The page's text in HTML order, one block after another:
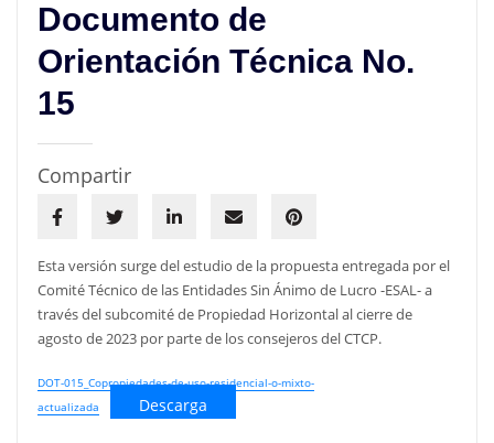
Documento de
Orientación Técnica No.
15
Compartir
Esta versión surge del estudio de la propuesta entregada por el
Comité Técnico de las Entidades Sin Ánimo de Lucro -ESAL- a
través del subcomité de Propiedad Horizontal al cierre de
agosto de 2023 por parte de los consejeros del CTCP.
DOT-015_Copropiedades-de-uso-residencial-o-mixto-
actualizada
Descarga